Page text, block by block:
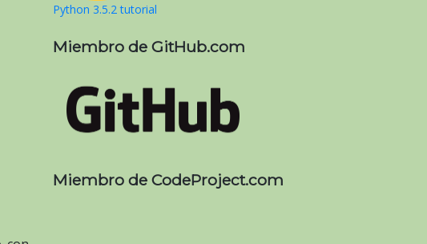
Python 3.5.2 tutorial
Miembro de GitHub.com
Miembro de CodeProject.com